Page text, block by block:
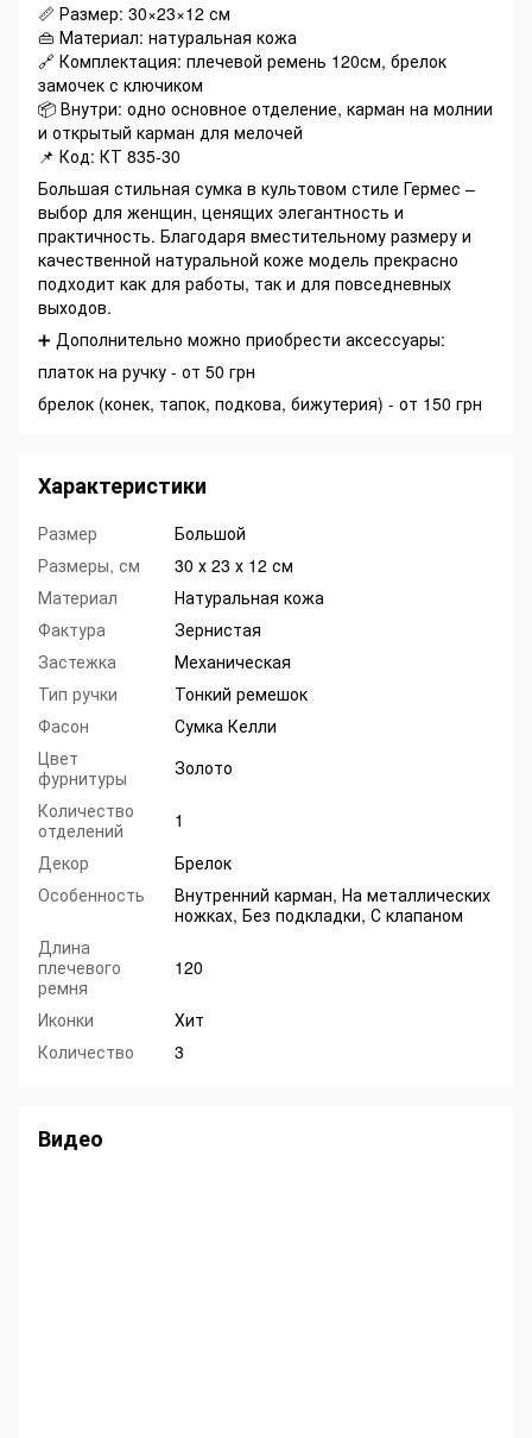
📏 Размер: 30×23×12 см
👜 Материал: натуральная кожа
🔗 Комплектация: плечевой ремень 120см, брелок
замочек с ключиком
📦 Внутри: одно основное отделение, карман на молнии
и открытый карман для мелочей
📌 Код: КТ 835-30
Большая стильная сумка в культовом стиле Гермес –
выбор для женщин, ценящих элегантность и
практичность. Благодаря вместительному размеру и
качественной натуральной коже модель прекрасно
подходит как для работы, так и для повседневных
выходов.
➕ Дополнительно можно приобрести аксессуары:
платок на ручку - от 50 грн
брелок (конек, тапок, подкова, бижутерия) - от 150 грн
Характеристики
Размер
Большой
Размеры, см
30 х 23 х 12 см
Материал
Натуральная кожа
Фактура
Зернистая
Застежка
Механическая
Тип ручки
Тонкий ремешок
Фасон
Сумка Келли
Цвет
фурнитуры
Золото
Количество
отделений
1
Декор
Брелок
Особенность
Внутренний карман, На металлических
ножках, Без подкладки, С клапаном
Длина
плечевого
ремня
120
Иконки
Хит
Количество
3
Видео